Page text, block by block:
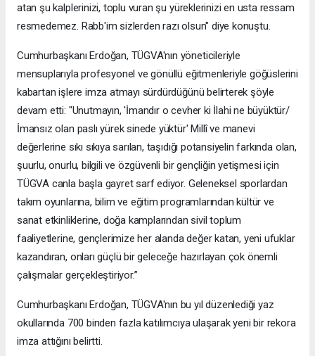
atan şu kalplerinizi, toplu vuran şu yüreklerinizi en usta ressam
resmedemez. Rabb'im sizlerden razı olsun" diye konuştu.
Cumhurbaşkanı Erdoğan, TÜGVA'nın yöneticileriyle
mensuplarıyla profesyonel ve gönüllü eğitmenleriyle göğüslerini
kabartan işlere imza atmayı sürdürdüğünü belirterek şöyle
devam etti: "Unutmayın, 'İmandır o cevher ki İlahi ne büyüktür/
İmansız olan paslı yürek sinede yüktür' Millî ve manevi
değerlerine sıkı sıkıya sarılan, taşıdığı potansiyelin farkında olan,
şuurlu, onurlu, bilgili ve özgüvenli bir gençliğin yetişmesi için
TÜGVA canla başla gayret sarf ediyor. Geleneksel sporlardan
takım oyunlarına, bilim ve eğitim programlarından kültür ve
sanat etkinliklerine, doğa kamplarından sivil toplum
faaliyetlerine, gençlerimize her alanda değer katan, yeni ufuklar
kazandıran, onları güçlü bir geleceğe hazırlayan çok önemli
çalışmalar gerçekleştiriyor.”
Cumhurbaşkanı Erdoğan, TÜGVA'nın bu yıl düzenlediği yaz
okullarında 700 binden fazla katılımcıya ulaşarak yeni bir rekora
imza attığını belirtti.